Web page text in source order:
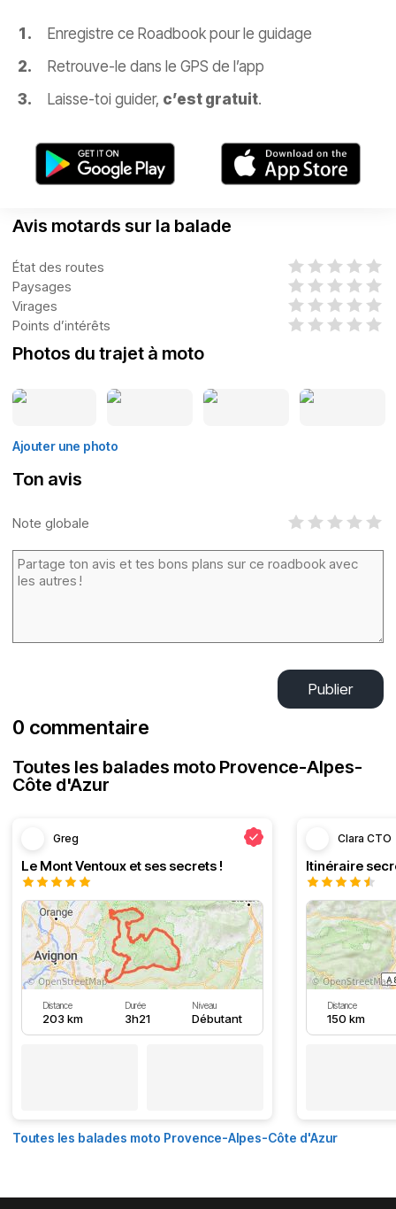
Enregistre ce Roadbook pour le guidage
Retrouve-le dans le GPS de l’app
Laisse-toi guider, c’est gratuit.
Avis motards sur la balade
État des routes
Paysages
Virages
Points d’intérêts
Photos du trajet à moto
Ajouter une photo
Ton avis
Note globale
Publier
0 commentaire
Toutes les balades moto Provence-Alpes-
Côte d'Azur
Greg
Le Mont Ventoux et ses secrets !
Distance
203 km
Durée
3h21
Niveau
Débutant
Clara CTO
Distance
150 km
Toutes les balades moto Provence-Alpes-Côte d'Azur